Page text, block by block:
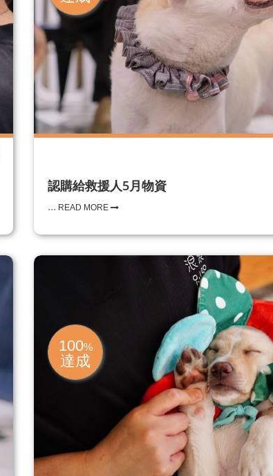
認購給救援人5月物資
... READ MORE
100%
達成